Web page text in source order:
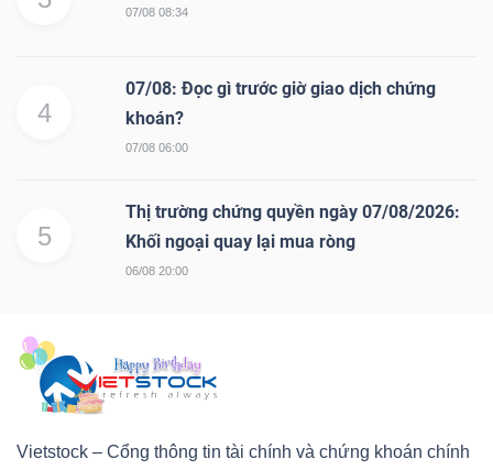
07/08 08:34
4
07/08: Đọc gì trước giờ giao dịch chứng
khoán?
07/08 06:00
5
Thị trường chứng quyền ngày 07/08/2026:
Khối ngoại quay lại mua ròng
06/08 20:00
Vietstock – Cổng thông tin tài chính và chứng khoán chính